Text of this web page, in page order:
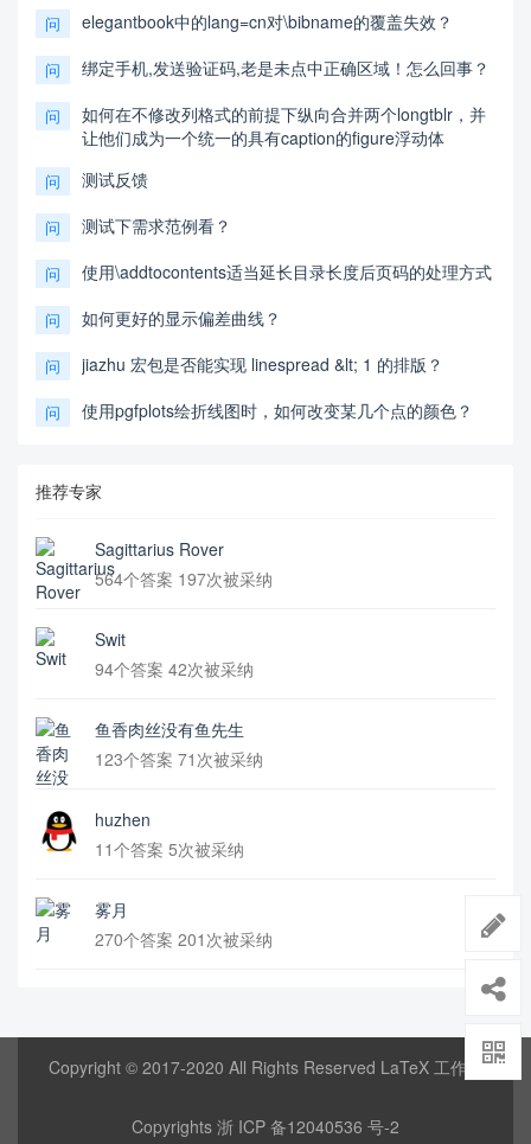
问 elegantbook中的lang=cn对\bibname的覆盖失效？
问 绑定手机,发送验证码,老是未点中正确区域！怎么回事？
问
如何在不修改列格式的前提下纵向合并两个longtblr，并
让他们成为一个统一的具有caption的figure浮动体
问 测试反馈
问 测试下需求范例看？
问 使用\addtocontents适当延长目录长度后页码的处理方式
问 如何更好的显示偏差曲线？
问 jiazhu 宏包是否能实现 linespread &lt; 1 的排版？
问 使用pgfplots绘折线图时，如何改变某几个点的颜色？
推荐专家
Sagittarius Rover
564个答案 197次被采纳
Swit
94个答案 42次被采纳
鱼香肉丝没有鱼先生
123个答案 71次被采纳
huzhen
11个答案 5次被采纳
雾月
270个答案 201次被采纳
Copyright © 2017-2020 All Rights Reserved LaTeX 工作室
Copyrights 浙 ICP 备12040536 号-2